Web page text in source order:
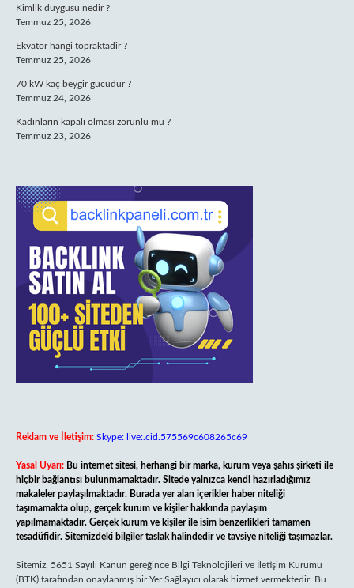
Kimlik duygusu nedir ?
Temmuz 25, 2026
Ekvator hangi topraktadir ?
Temmuz 25, 2026
70 kW kaç beygir gücüdür ?
Temmuz 24, 2026
Kadınların kapalı olması zorunlu mu ?
Temmuz 23, 2026
Reklam ve İletişim: Skype: live:.cid.575569c608265c69
Yasal Uyarı: Bu internet sitesi, herhangi bir marka, kurum veya şahıs şirketi ile
hiçbir bağlantısı bulunmamaktadır. Sitede yalnızca kendi hazırladığımız
makaleler paylaşılmaktadır. Burada yer alan içerikler haber niteliği
taşımamakta olup, gerçek kurum ve kişiler hakkında paylaşım
yapılmamaktadır. Gerçek kurum ve kişiler ile isim benzerlikleri tamamen
tesadüfidir. Sitemizdeki bilgiler taslak halindedir ve tavsiye niteliği taşımazlar.
Sitemiz, 5651 Sayılı Kanun gereğince Bilgi Teknolojileri ve İletişim Kurumu
(BTK) tarafından onaylanmış bir Yer Sağlayıcı olarak hizmet vermektedir. Bu